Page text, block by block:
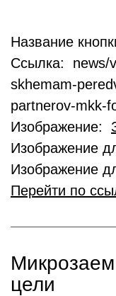
Название
Ссылка: news/
skhemam-
partnerov-mkk-
Изображение:
Изображение
Изображение
Перейти по
цели